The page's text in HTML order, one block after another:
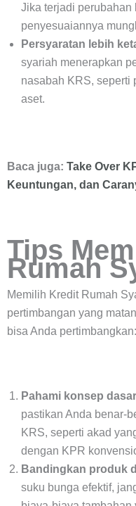
Jika terjadi perubahan
penyesuaiannya
Persyaratan lebih
syariah menerapkan
nasabah KRS, seperti
aset.
Baca juga: Take Over
Keuntungan, dan
Tips
Rumah
Memilih Kredit Rumah
pertimbangan yang
bisa Anda pertimbangkan:
Pahami konsep
pastikan Anda benar-
KRS, seperti akad
dengan KPR
Bandingkan produk
suku bunga efektif,